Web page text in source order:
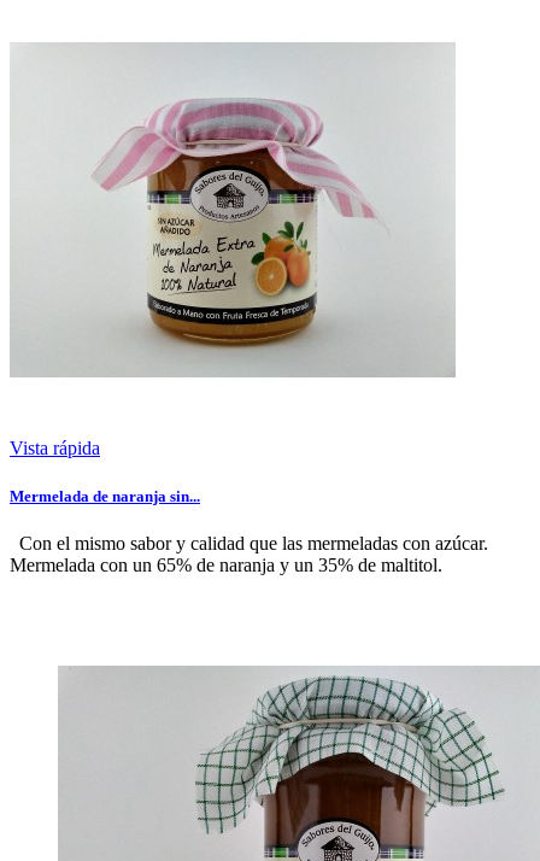
Vista rápida
Mermelada de naranja sin...
Con el mismo sabor y calidad que las mermeladas con azúcar.
Mermelada con un 65% de naranja y un 35% de maltitol.